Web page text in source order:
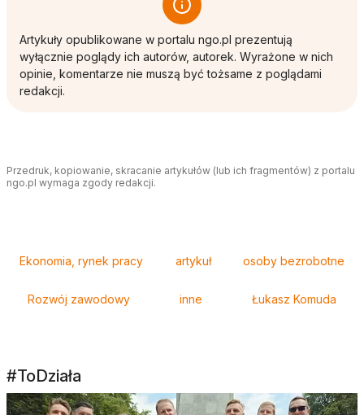
Artykuły opublikowane w portalu ngo.pl prezentują
wyłącznie poglądy ich autorów, autorek. Wyrażone w nich
opinie, komentarze nie muszą być tożsame z poglądami
redakcji.
Przedruk, kopiowanie, skracanie artykułów (lub ich fragmentów) z portalu
ngo.pl wymaga zgody redakcji.
Ekonomia, rynek pracy artykuł osoby bezrobotne
Rozwój zawodowy inne Łukasz Komuda
#ToDziała